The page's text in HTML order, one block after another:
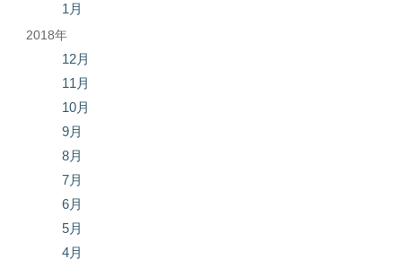
1月
2018年
12月
11月
10月
9月
8月
7月
6月
5月
4月